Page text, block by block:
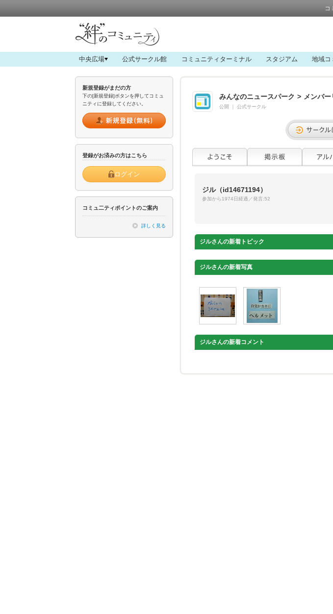
コ
中央広場 公式サークル館 コミュニティターミナル スタジアム 地域コ
新規登録がまだの方
下の[新規登録]ボタンを押してコミュ
ニティに登録してください。
登録がお済みの方はこちら
ログイン
コミュ二ティポイントのご案内
詳しく見る
みんなのニュースパーク > メンバー
公開 公式サークル
ジル（id14671194）
参加から1974日経過／発言:52
ジルさんの新着トピック
ジルさんの新着写真
ジルさんの新着コメント